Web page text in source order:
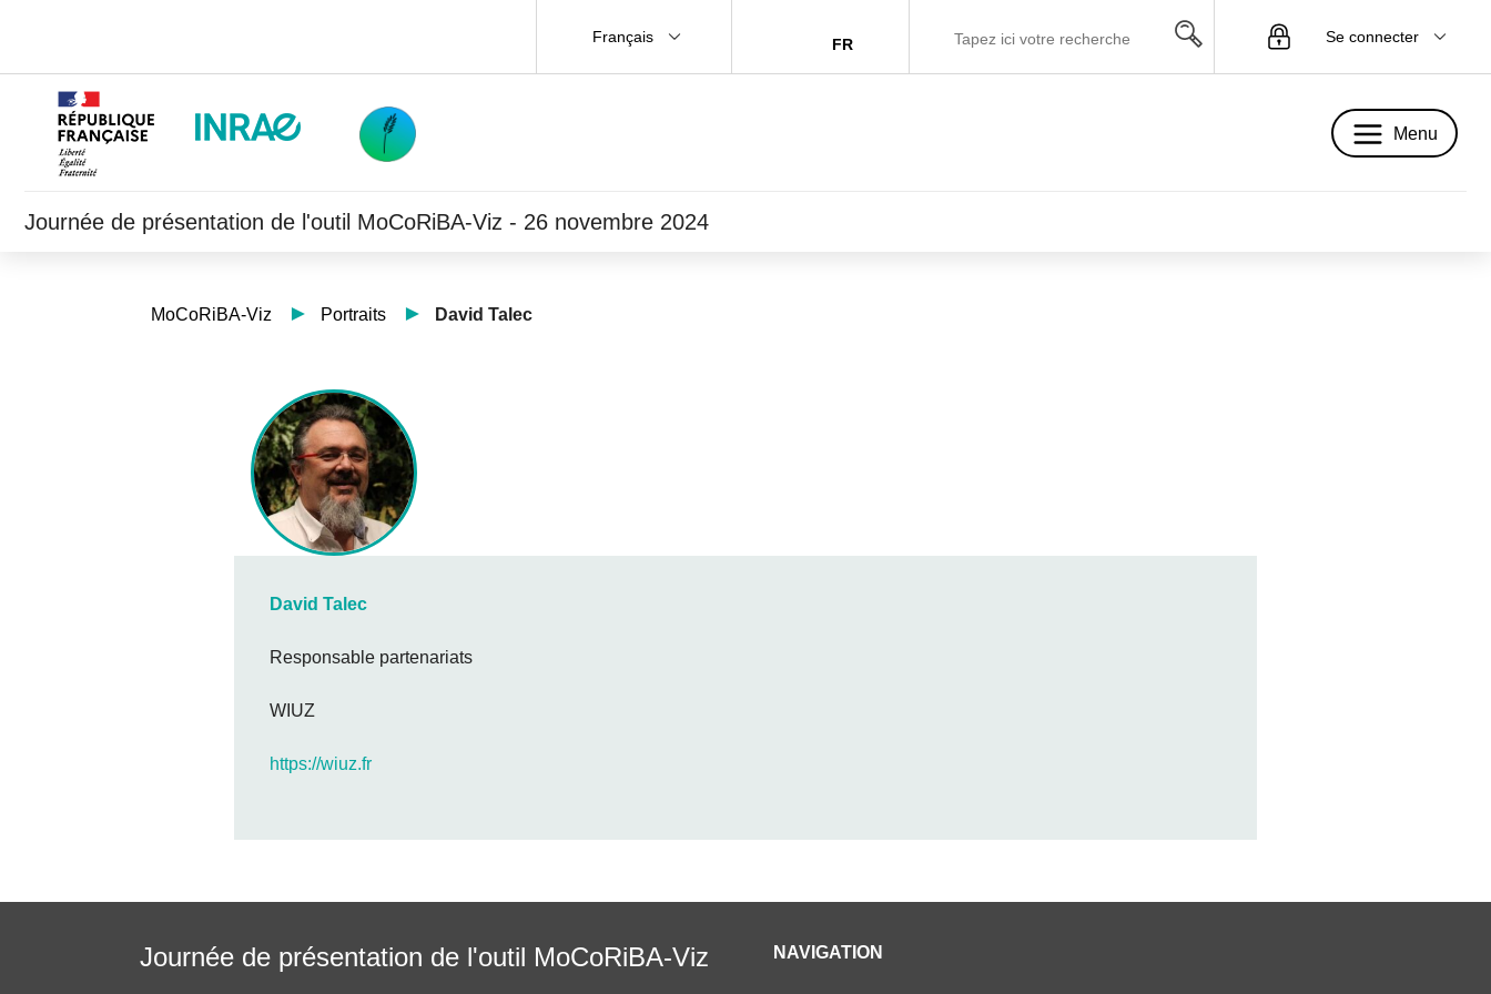
Français FR Se connecter
Menu
Journée de présentation de l'outil MoCoRiBA-Viz - 26 novembre 2024
MoCoRiBA-Viz Portraits David Talec
David Talec
Responsable partenariats
WIUZ
https://wiuz.fr
Journée de présentation de l'outil MoCoRiBA-Viz NAVIGATION